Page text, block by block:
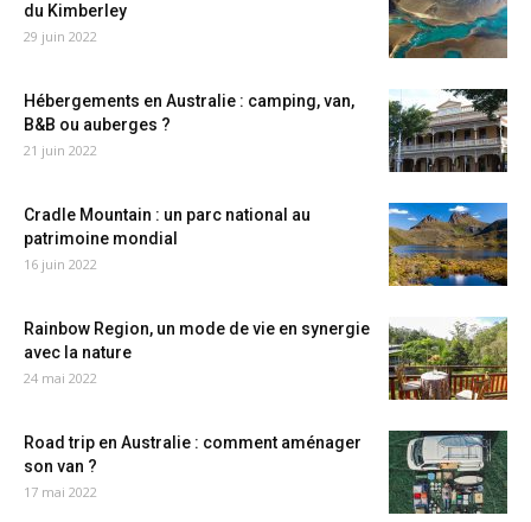
du Kimberley
29 juin 2022
Hébergements en Australie : camping, van,
B&B ou auberges ?
21 juin 2022
Cradle Mountain : un parc national au
patrimoine mondial
16 juin 2022
Rainbow Region, un mode de vie en synergie
avec la nature
24 mai 2022
Road trip en Australie : comment aménager
son van ?
17 mai 2022